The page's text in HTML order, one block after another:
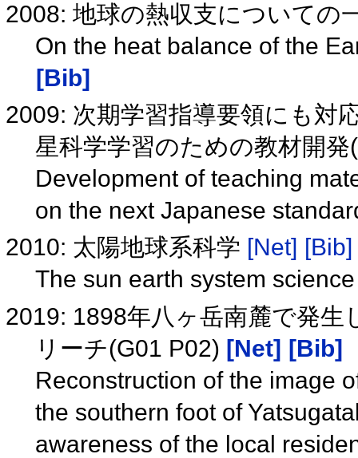
2008: 地球の熱収支についての
On the heat balance of the
[Bib]
2009: 次期学習指導要領にも対
星科学学習のための教材開
Development of teaching
on the next Japanese
2010: 太陽地球系科学 [Net] [Bib]
The sun earth system
2019: 1898年八ヶ岳南麓で発
リーチ(G01 P02) [Net] [Bib]
Reconstruction of the image
the southern foot of
awareness of the local